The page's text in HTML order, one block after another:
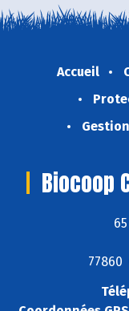
Accueil
Biocoop
77860